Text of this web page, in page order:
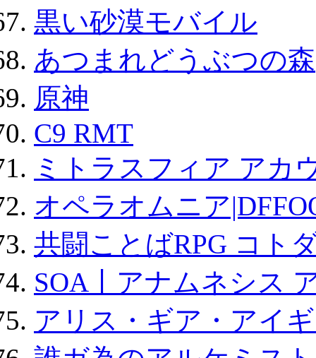
黒い砂漠モバイル
あつまれどうぶつの森
原神
C9 RMT
ミトラスフィア アカ
オペラオムニア
共闘ことばRPG コト
SOA丨アナムネシス
アリス・ギア・アイ